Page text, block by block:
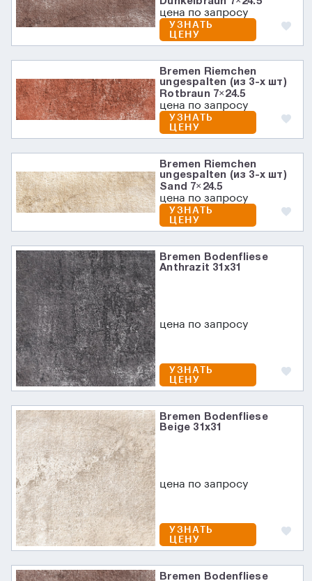
цена по запросу
УЗНАТЬ
ЦЕНУ
Bremen Riemchen
ungespalten (из 3-х шт)
Rotbraun 7×24.5
цена по запросу
УЗНАТЬ
ЦЕНУ
Bremen Riemchen
ungespalten (из 3-х шт)
Sand 7×24.5
цена по запросу
УЗНАТЬ
ЦЕНУ
Bremen Bodenfliese
Anthrazit 31х31
цена по запросу
УЗНАТЬ
ЦЕНУ
Bremen Bodenfliese
Beige 31х31
цена по запросу
УЗНАТЬ
ЦЕНУ
Bremen Bodenfliese